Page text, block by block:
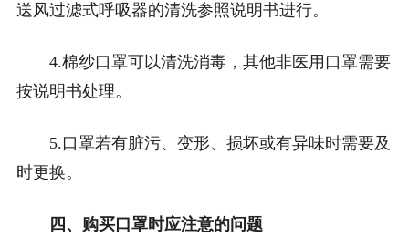
送风过滤式呼吸器的清洗参照说明书进行。
4.棉纱口罩可以清洗消毒，其他非医用口罩需要
按说明书处理。
5.口罩若有脏污、变形、损坏或有异味时需要及
时更换。
四、购买口罩时应注意的问题